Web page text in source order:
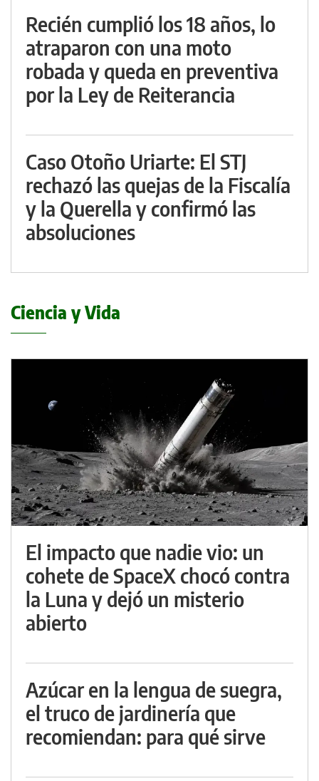
Recién cumplió los 18 años, lo
atraparon con una moto
robada y queda en preventiva
por la Ley de Reiterancia
Caso Otoño Uriarte: El STJ
rechazó las quejas de la Fiscalía
y la Querella y confirmó las
absoluciones
Ciencia y Vida
El impacto que nadie vio: un
cohete de SpaceX chocó contra
la Luna y dejó un misterio
abierto
Azúcar en la lengua de suegra,
el truco de jardinería que
recomiendan: para qué sirve